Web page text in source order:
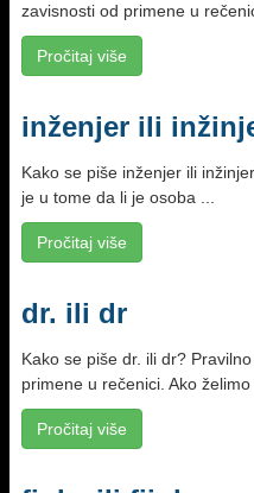
zavisnosti od primene u
Pročitaj više
inženjer ili
Kako se piše inženjer ili
je u tome da li je osoba ...
Pročitaj više
dr. ili dr
Kako se piše dr. ili dr?
primene u rečenici. Ako želimo
Pročitaj više